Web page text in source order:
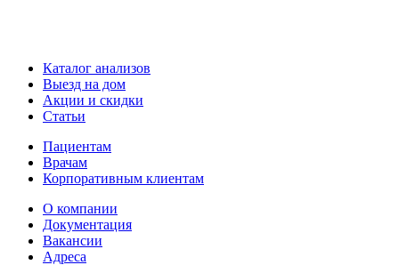
Каталог анализов
Выезд на дом
Акции и скидки
Статьи
Пациентам
Врачам
Корпоративным клиентам
О компании
Документация
Вакансии
Адреса